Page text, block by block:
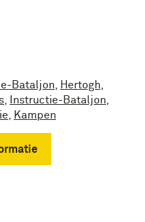
Bataljon
Hertogh,
Instructie-Bataljon
Kampen